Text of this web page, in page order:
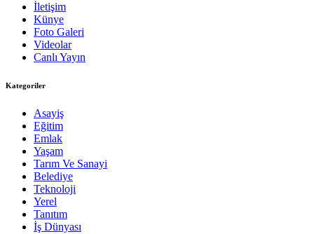
İletişim
Künye
Foto Galeri
Videolar
Canlı Yayın
Kategoriler
Asayiş
Eğitim
Emlak
Yaşam
Tarım Ve Sanayi
Belediye
Teknoloji
Yerel
Tanıtım
İş Dünyası